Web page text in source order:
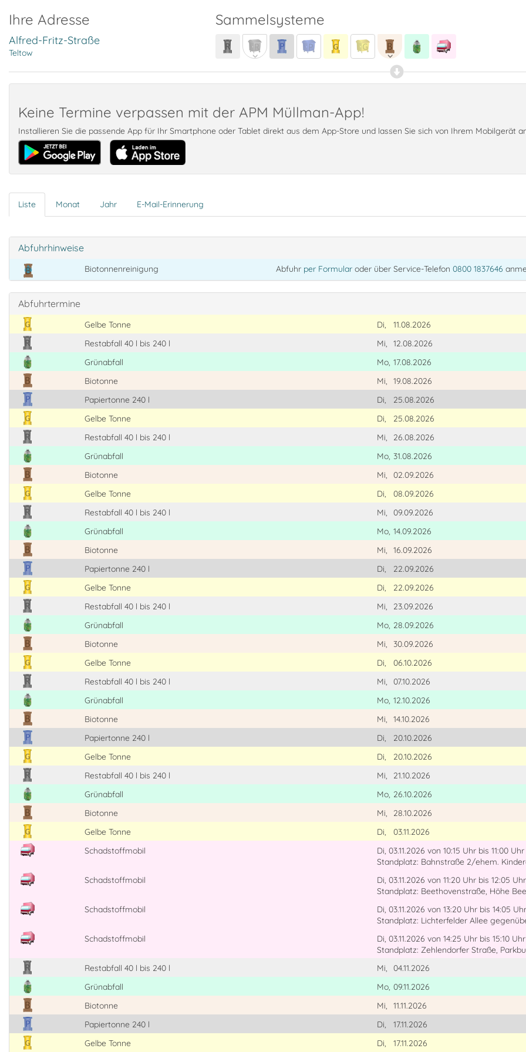
Ihre Adresse
Alfred-Fritz-Straße
Teltow
Sammelsysteme
Keine Termine verpassen mit der APM Müllman-App!
Installieren Sie die passende App für Ihr Smartphone oder Tablet direkt aus dem App-Store und lassen Sie sich von Ihrem Mobilgerät
Liste Monat Jahr E-Mail-Erinnerung
Abfuhrhinweise
Biotonnenreinigung Abfuhr per Formularoder über Service-Telefon 0800 1837646
Abfuhrtermine
Gelbe Tonne Di,
11.08.2026
Restabfall 40 l bis 240 l
Mi,
12.08.2026
Grünabfall
Mo, 17.08.2026
Biotonne
Mi,
19.08.2026
Papiertonne 240 l
Di,
25.08.2026
Gelbe Tonne
Di,
25.08.2026
Restabfall 40 l bis 240 l
Mi,
26.08.2026
Grünabfall
Mo, 31.08.2026
Biotonne
Mi,
02.09.2026
Gelbe Tonne
Di,
08.09.2026
Restabfall 40 l bis 240 l
Mi,
09.09.2026
Grünabfall
Mo, 14.09.2026
Biotonne
Mi,
16.09.2026
Papiertonne 240 l
Di,
22.09.2026
Gelbe Tonne
Di,
22.09.2026
Restabfall 40 l bis 240 l
Mi,
23.09.2026
Grünabfall
Mo, 28.09.2026
Biotonne
Mi,
30.09.2026
Gelbe Tonne
Di,
06.10.2026
Restabfall 40 l bis 240 l
Mi,
07.10.2026
Grünabfall
Mo, 12.10.2026
Biotonne
Mi,
14.10.2026
Papiertonne 240 l
Di,
20.10.2026
Gelbe Tonne
Di,
20.10.2026
Restabfall 40 l bis 240 l
Mi,
21.10.2026
Grünabfall
Mo, 26.10.2026
Biotonne
Mi,
28.10.2026
Gelbe Tonne
Di,
03.11.2026
Schadstoffmobil
Di, 03.11.2026 von 10:15 Uhr bis 11:00 Uhr
Standplatz: Bahnstraße 2/ehem.
Schadstoffmobil
Di, 03.11.2026 von 11:20 Uhr bis 12:05 Uhr
Standplatz: Beethovenstraße, Höhe
Schadstoffmobil
Di, 03.11.2026 von 13:20 Uhr bis 14:05 Uhr
Standplatz: Lichterfelder Allee
Schadstoffmobil
Di, 03.11.2026 von 14:25 Uhr bis 15:10 Uhr
Standplatz: Zehlendorfer Straße,
Restabfall 40 l bis 240 l
Mi,
04.11.2026
Grünabfall
Mo, 09.11.2026
Biotonne
Mi,
11.11.2026
Papiertonne 240 l
Di,
17.11.2026
Gelbe Tonne
Di, 17.11.2026